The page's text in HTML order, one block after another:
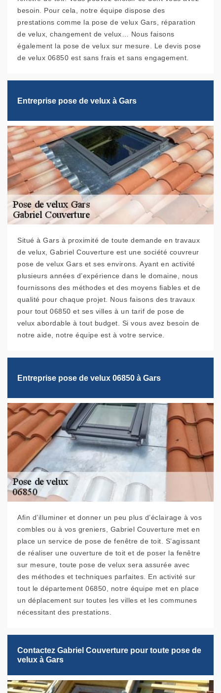
besoin. Pour cela, notre équipe dispose des
prestations comme la pose de velux Gars, réparation
de velux, changement de velux… Nous faisons
également la pose de velux sur mesure. Le devis pose
de velux 06850 est sans frais et sans engagement.
Entreprise pose de velux à Gars
Situé à Gars à proximité de toute demande en travaux
de velux, Gabriel Couverture est une société couvreur
pose de velux Gars et ses environs. Ayant en activité
plusieurs années d’expérience dans le domaine, nous
fournissons des méthodes et des moyens fiables et de
qualité pour chaque projet. Nous faisons des travaux
pour tout 06850 et ses villes à un tarif de pose de
velux abordable à tout budget. Si vous avez besoin de
notre aide, notre équipe est à votre service.
Entreprise pose de velux 06850 à Gars
Afin d’illuminer et donner un peu plus d’éclairage à vos
combles ou à vos greniers, Gabriel Couverture met en
place un service de pose de fenêtre de toit. S’agissant
de réaliser une ouverture de toit et de poser la fenêtre
sur mesure, toute pose de velux sera assurée avec
des méthodes et techniques parfaites. En activité sur
tout le département 06850, notre équipe met en place
un déplacement sur toutes les villes et les communes
nécessitant des prestations.
Contactez Gabriel Couverture pour toute pose de
velux à Gars